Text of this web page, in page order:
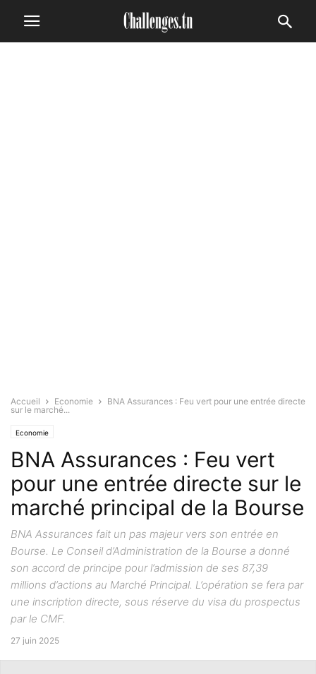
Accueil Economie
BNA Assurances : Feu vert pour une entrée directe
sur le marché...
Economie
BNA Assurances : Feu vert
pour une entrée directe sur le
marché principal de la Bourse
BNA Assurances fait un pas majeur vers son entrée en
Bourse. Le Conseil d’Administration de la Bourse a donné
son accord de principe pour l’admission de ses 87,39
millions d’actions au Marché Principal. L’opération se fera par
une inscription directe, sous réserve du visa du prospectus
par le CMF.
27 juin 2025